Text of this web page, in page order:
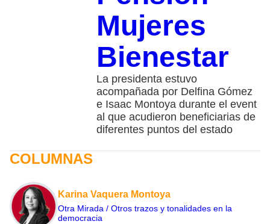
Mujeres
Bienestar
La presidenta estuvo
acompañada por Delfina Gómez
e Isaac Montoya durante el event
al que acudieron beneficiarias de
diferentes puntos del estado
COLUMNAS
Karina Vaquera Montoya
Otra Mirada / Otros trazos y tonalidades en la
democracia